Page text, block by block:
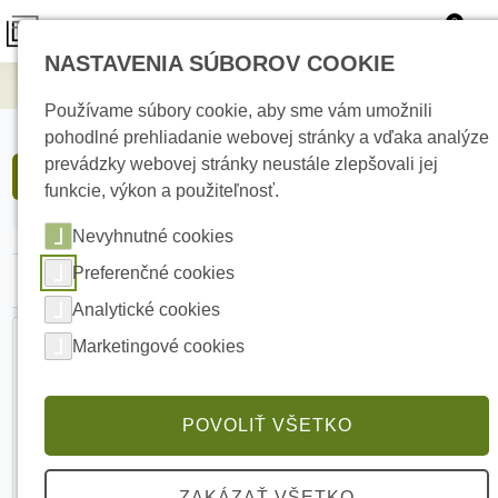
0
FILTROVAŤ PRODUKTY
Najlacnejšie Najdrahšie
NASTAVENIA SÚBOROV COOKIE
Používame súbory cookie, aby sme vám umožnili
pohodlné prehliadanie webovej stránky a vďaka analýze
prevádzky webovej stránky neustále zlepšovali jej
funkcie, výkon a použiteľnosť.
Nevyhnutné cookies
Preferenčné cookies
Analytické cookies
Marketingové cookies
POVOLIŤ VŠETKO